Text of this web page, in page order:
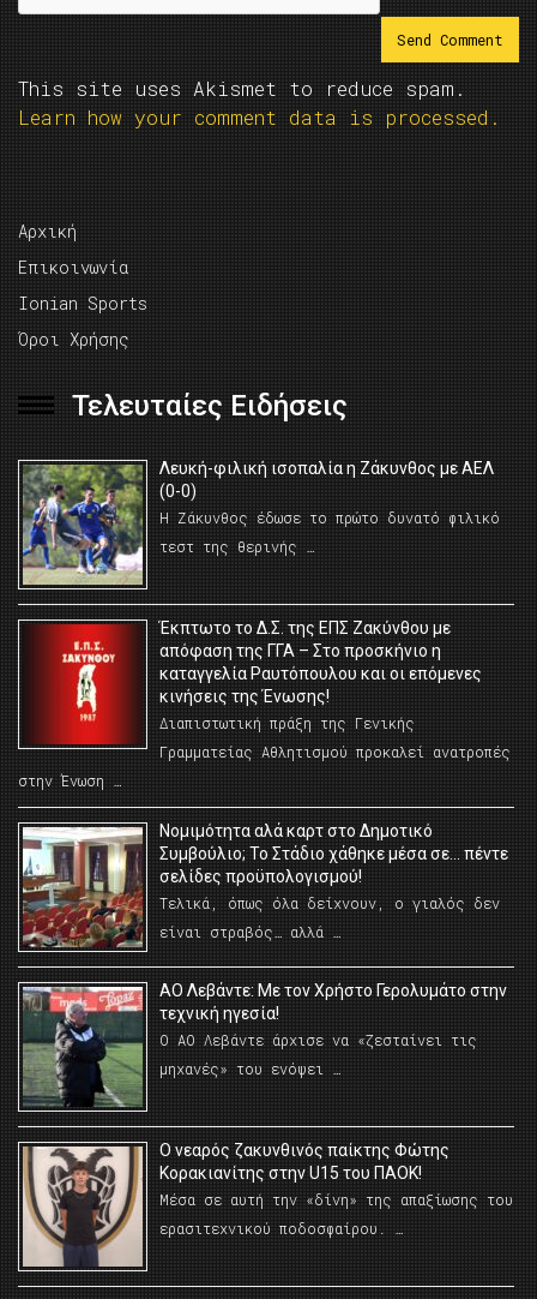
This site uses Akismet to reduce spam.
Learn how your comment data is processed.
Αρχική
Επικοινωνία
Ionian Sports
Όροι Χρήσης
Τελευταίες Ειδήσεις
Λευκή-φιλική ισοπαλία η Ζάκυνθος με ΑΕΛ
(0-0)
Η Ζάκυνθος έδωσε το πρώτο δυνατό φιλικό
τεστ της θερινής …
Έκπτωτο το Δ.Σ. της ΕΠΣ Ζακύνθου με
απόφαση της ΓΓΑ – Στο προσκήνιο η
καταγγελία Ραυτόπουλου και οι επόμενες
κινήσεις της Ένωσης!
Διαπιστωτική πράξη της Γενικής
Γραμματείας Αθλητισμού προκαλεί ανατροπές
στην Ένωση …
Νομιμότητα αλά καρτ στο Δημοτικό
Συμβούλιο; Το Στάδιο χάθηκε μέσα σε… πέντε
σελίδες προϋπολογισμού!
Τελικά, όπως όλα δείχνουν, ο γιαλός δεν
είναι στραβός… αλλά …
ΑΟ Λεβάντε: Με τον Χρήστο Γερολυμάτο στην
τεχνική ηγεσία!
Ο ΑΟ Λεβάντε άρχισε να «ζεσταίνει τις
μηχανές» του ενόψει …
O νεαρός ζακυνθινός παίκτης Φώτης
Κορακιανίτης στην U15 του ΠΑΟΚ!
Μέσα σε αυτή την «δίνη» της απαξίωσης του
ερασιτεχνικού ποδοσφαίρου. …